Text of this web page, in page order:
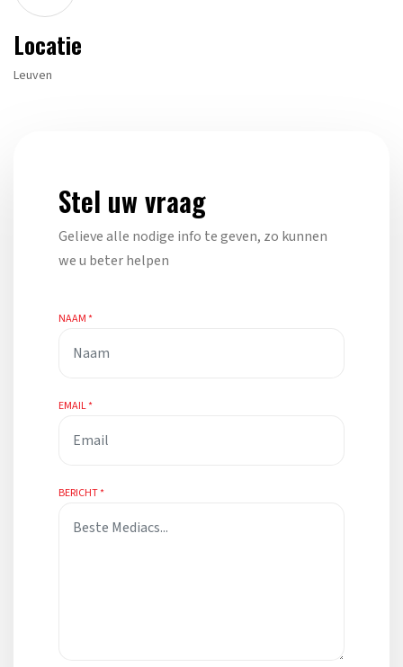
Locatie
Leuven
Stel uw vraag
Gelieve alle nodige info te geven, zo kunnen
we u beter helpen
NAAM*
EMAIL*
BERICHT*